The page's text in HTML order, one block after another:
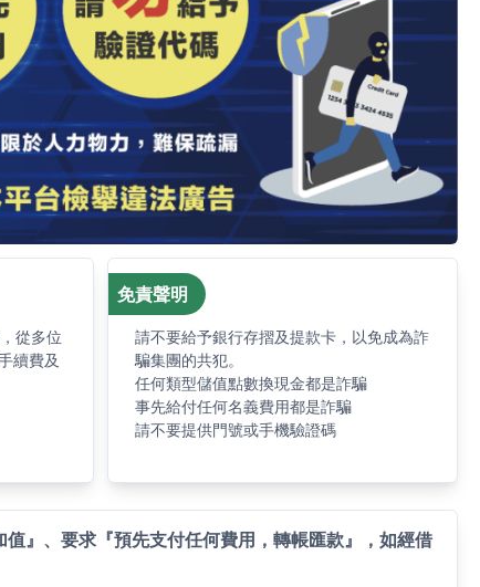
從多位
續費及
免責聲明
請不要給予銀行存摺及提款卡，以免成為詐
騙集團的共犯。
任何類型儲值點數換現金都是詐騙
事先給付任何名義費用都是詐騙
請不要提供門號或手機驗證碼
』、要求『預先支付任何費用，轉帳匯款』，如經借